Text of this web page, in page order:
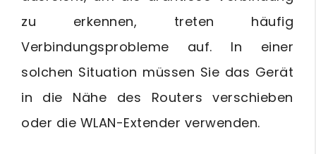
zu erkennen, treten häufig
Verbindungsprobleme auf. In einer
solchen Situation müssen Sie das Gerät
in die Nähe des Routers verschieben
oder die WLAN-Extender verwenden.